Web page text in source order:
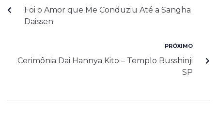
Foi o Amor que Me Conduziu Até a Sangha
Daissen
PRÓXIMO
Cerimônia Dai Hannya Kito – Templo Busshinji
SP